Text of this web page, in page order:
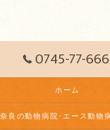
0745-77-
ホーム